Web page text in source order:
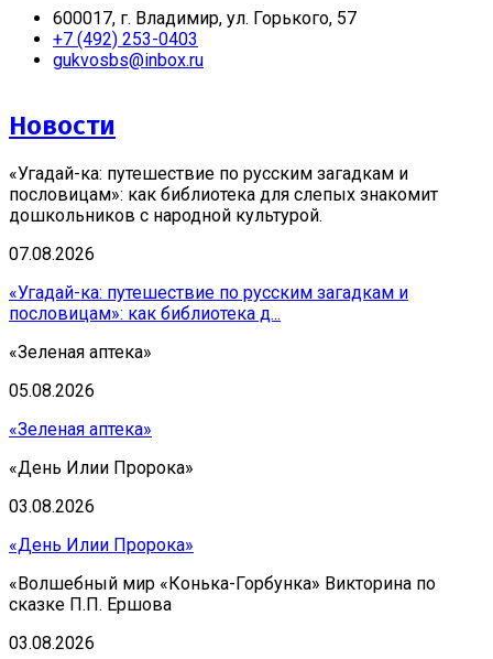
600017, г. Владимир, ул. Горького, 57
+7 (492) 253-0403
gukvosbs@inbox.ru
Новости
«Угадай-ка: путешествие по русским загадкам и
пословицам»: как библиотека для слепых знакомит
дошкольников с народной культурой.
07.08.2026
«Угадай-ка: путешествие по русским загадкам и
пословицам»: как библиотека д...
«Зеленая аптека»
05.08.2026
«Зеленая аптека»
«День Илии Пророка»
03.08.2026
«День Илии Пророка»
«Волшебный мир «Конька-Горбунка» Викторина по
сказке П.П. Ершова
03.08.2026